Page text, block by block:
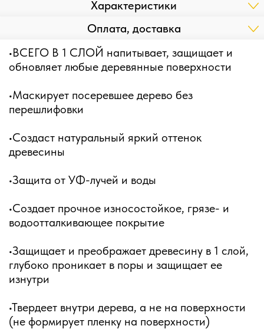
Характеристики
Оплата, доставка
•ВСЕГО В 1 СЛОЙ напитывает, защищает и
обновляет любые деревянные поверхности
•Маскирует посеревшее дерево без
перешлифовки
•Создаст натуральный яркий оттенок
древесины
•Защита от УФ-лучей и воды
•Создает прочное износостойкое, грязе- и
водоотталкивающее покрытие
•Защищает и преображает древесину в 1 слой,
глубоко проникает в поры и защищает ее
изнутри
•Твердеет внутри дерева, а не на поверхности
(не формирует пленку на поверхности)